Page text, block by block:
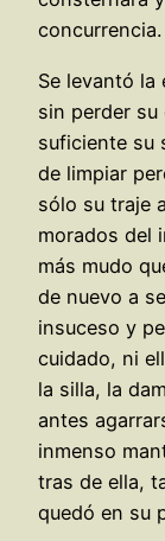
concurrencia.
Se levantó la
sin perder
suficiente su
de limpiar
sólo su traje
morados del
más mudo
de nuevo a
insuceso y
cuidado, ni
la silla, la
antes
inmenso
tras de ella,
quedó en su